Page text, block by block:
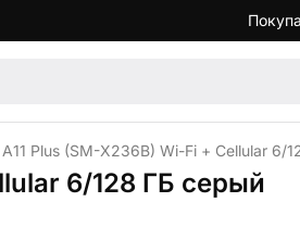
Plus (SM-X236B) Wi-Fi + Cellular 6/
6/128 ГБ серый